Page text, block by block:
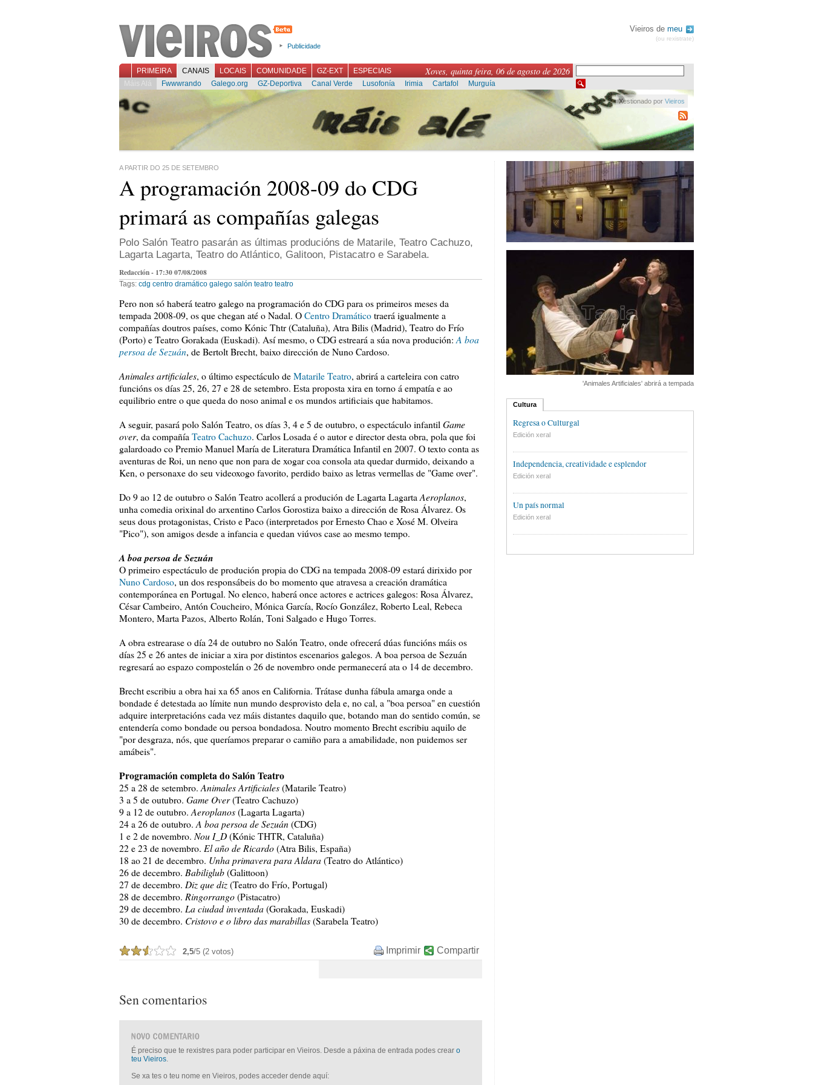
Publicidade
Vieiros de meu
(ou rexistrate)
Xoves, quinta feira, 06 de agosto de 2026
PRIMEIRA CANAIS LOCAIS COMUNIDADE GZ-EXT
ESPECIAIS
Máis Alá
Fwwwrando Galego.org GZ-Deportiva Canal Verde Lusofonía Irimia Cartafol Murguía
Xestionado por Vieiros
A PARTIR DO 25 DE SETEMBRO
A programación 2008-09 do CDG
primará as compañías galegas
Polo Salón Teatro pasarán as últimas producións de Matarile, Teatro Cachuzo,
Lagarta Lagarta, Teatro do Atlántico, Galitoon, Pistacatro e Sarabela.
Redacción - 17:30 07/08/2008
Tags: cdg centro dramático galego salón teatro teatro
Pero non só haberá teatro galego na programación do CDG para os primeiros meses da
tempada 2008-09, os que chegan até o Nadal. O Centro Dramático traerá igualmente a
compañías doutros países, como Kónic Thtr (Cataluña), Atra Bilis (Madrid), Teatro do Frío
(Porto) e Teatro Gorakada (Euskadi). Así mesmo, o CDG estreará a súa nova produción:A boa
persoa de Sezuán, de Bertolt Brecht, baixo dirección de Nuno Cardoso.
Animales artificiales, o último espectáculo de Matarile Teatro, abrirá a carteleira con catro
funcións os días 25, 26, 27 e 28 de setembro. Esta proposta xira en torno á empatía e ao
equilibrio entre o que queda do noso animal e os mundos artificiais que habitamos.
A seguir, pasará polo Salón Teatro, os días 3, 4 e 5 de outubro, o espectáculo infantil Game
over, da compañía Teatro Cachuzo. Carlos Losada é o autor e director desta obra, pola que foi
galardoado co Premio Manuel María de Literatura Dramática Infantil en 2007. O texto conta as
aventuras de Roi, un neno que non para de xogar coa consola ata quedar durmido, deixando a
Ken, o personaxe do seu videoxogo favorito, perdido baixo as letras vermellas de "Game over".
Do 9 ao 12 de outubro o Salón Teatro acollerá a produción de Lagarta LagartaAeroplanos,
unha comedia orixinal do arxentino Carlos Gorostiza baixo a dirección de Rosa Álvarez. Os
seus dous protagonistas, Cristo e Paco (interpretados por Ernesto Chao e Xosé M. Olveira
"Pico"), son amigos desde a infancia e quedan viúvos case ao mesmo tempo.
A boa persoa de Sezuán
O primeiro espectáculo de produción propia do CDG na tempada 2008-09 estará dirixido por
Nuno Cardoso, un dos responsábeis do bo momento que atravesa a creación dramática
contemporánea en Portugal. No elenco, haberá once actores e actrices galegos: Rosa Álvarez,
César Cambeiro, Antón Coucheiro, Mónica García, Rocío González, Roberto Leal, Rebeca
Montero, Marta Pazos, Alberto Rolán, Toni Salgado e Hugo Torres.
A obra estrearase o día 24 de outubro no Salón Teatro, onde ofrecerá dúas funcións máis os
días 25 e 26 antes de iniciar a xira por distintos escenarios galegos. A boa persoa de Sezuán
regresará ao espazo compostelán o 26 de novembro onde permanecerá ata o 14 de decembro.
Brecht escribiu a obra hai xa 65 anos en California. Trátase dunha fábula amarga onde a
bondade é detestada ao límite nun mundo desprovisto dela e, no cal, a "boa persoa" en cuestión
adquire interpretacións cada vez máis distantes daquilo que, botando man do sentido común, se
entendería como bondade ou persoa bondadosa. Noutro momento Brecht escribiu aquilo de
"por desgraza, nós, que queríamos preparar o camiño para a amabilidade, non puidemos ser
amábeis".
Programación completa do Salón Teatro
25 a 28 de setembro.Animales Artificiales (Matarile Teatro)
3 a 5 de outubro. Game Over(Teatro Cachuzo)
9 a 12 de outubro.Aeroplanos (Lagarta Lagarta)
24 a 26 de outubro.A boa persoa de Sezuán (CDG)
1 e 2 de novembro. Nou I_D (Kónic THTR, Cataluña)
22 e 23 de novembro. El año de Ricardo (Atra Bilis, España)
18 ao 21 de decembro. Unha primavera para Aldara (Teatro do Atlántico)
26 de decembro. Babiliglub (Galittoon)
27 de decembro. Diz que diz (Teatro do Frío, Portugal)
28 de decembro. Ringorrango (Pistacatro)
29 de decembro. La ciudad inventada (Gorakada, Euskadi)
30 de decembro. Cristovo e o libro das marabillas (Sarabela Teatro)
2,5/5 (2 votos) Compartir
Imprimir
Sen comentarios
É preciso que te rexistres para poder participar en Vieiros. Desde a páxina de entrada podes crear o
teu Vieiros.
Se xa tes o teu nome en Vieiros, podes acceder dende aquí:
'Animales Artificiales' abrirá a tempada
Cultura
Regresa o Culturgal
Edición xeral
Independencia, creatividade e esplendor
Edición xeral
Un país normal
Edición xeral